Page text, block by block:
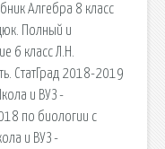
Алгебра 8 класс
Полный и
6 класс Л.Н.
СтатГрад 2018-2019
и ВУЗ -
по биологии с
и ВУЗ -